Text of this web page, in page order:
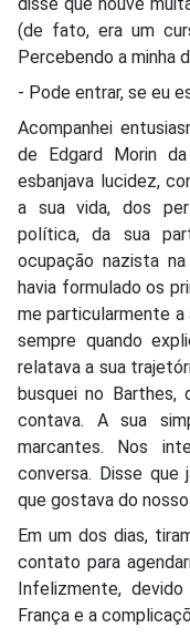
(de fato, era um
Percebendo a minha
- Pode entrar, se eu
Acompanhei
de Edgard Morin
esbanjava lucidez,
a sua vida, dos
política, da sua
ocupação nazista
havia formulado os
me particularmente
sempre quando
relatava a sua
busquei no Barthes,
contava. A sua
marcantes. Nos
conversa. Disse que
que gostava do
Em um dos dias,
contato para
Infelizmente,
França e a